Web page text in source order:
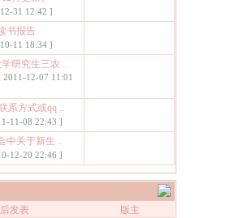
31 12:42 ]
书报告
11 18:34 ]
研究生三农 ..
2011-12-07 11:01
系方式或qq ..
11-08 22:43 ]
中关于新生 ..
12-20 22:46 ]
发表 版主